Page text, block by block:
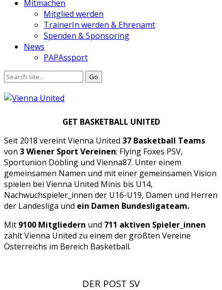
Mitmachen
Mitglied werden
TrainerIn werden & Ehrenamt
Spenden & Sponsoring
News
PAPAssport
GET BASKETBALL UNITED
Seit 2018 vereint Vienna United 37 Basketball Teams
von 3 Wiener Sport Vereinen: Flying Foxes PSV,
Sportunion Döbling und Vienna87. Unter einem
gemeinsamen Namen und mit einer gemeinsamen Vision
spielen bei Vienna United Minis bis U14,
Nachwuchspieler_innen der U16-U19, Damen und Herren
der Landesliga und ein Damen Bundesligateam.
Mit 9100 Mitgliedern und 711 aktiven Spieler_innen
zählt Vienna United zu einem der größten Vereine
Österreichs im Bereich Basketball.
DER POST SV